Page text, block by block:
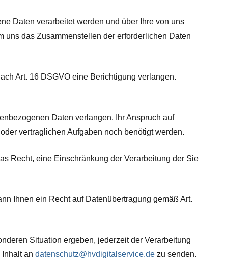
Daten verarbeitet werden und über Ihre von uns
uns das Zusammenstellen der erforderlichen Daten
Art. 16 DSGVO eine Berichtigung verlangen.
Daten verlangen. Ihr Anspruch auf
vertraglichen Aufgaben noch benötigt werden.
Recht, eine Einschränkung der Verarbeitung der Sie
Ihnen ein Recht auf Datenübertragung gemäß Art.
Situation ergeben, jederzeit der Verarbeitung
an datenschutz@hvdigitalservice.de zu senden.